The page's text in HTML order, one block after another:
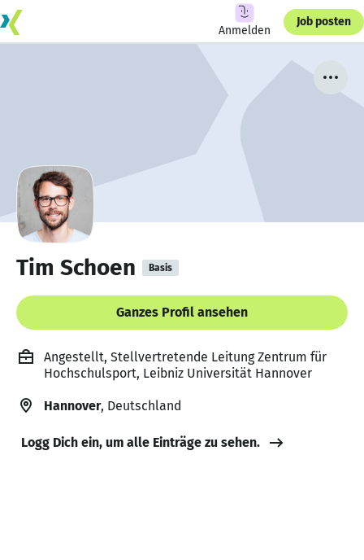
Anmelden
Job posten
Tim Schoen Basis
Ganzes Profil ansehen
Angestellt, Stellvertretende Leitung Zentrum für
Hochschulsport, Leibniz Universität Hannover
Hannover, Deutschland
Logg Dich ein, um alle Einträge zu sehen.